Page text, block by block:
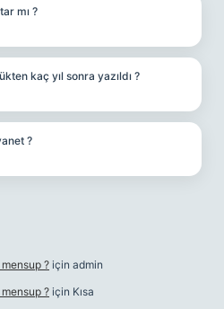
mı ?
kaç yıl sonra yazıldı ?
?
? için admin
? için Kısa